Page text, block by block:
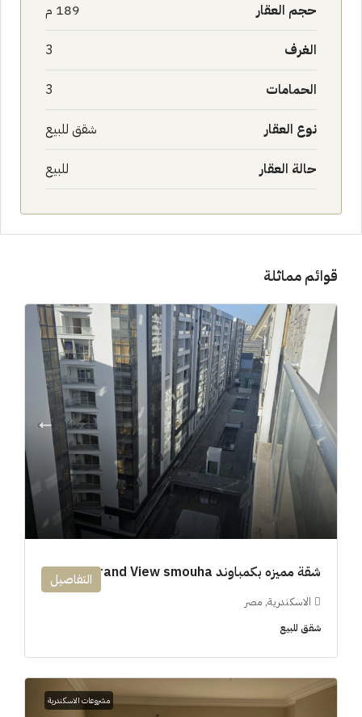
حجم العقار 189 م
الغرف 3
الحمامات 3
نوع العقار شقق للبيع
حالة العقار للبيع
قوائم مماثلة
شقة مميزه بكمباوند 194m Grand View smouha
الاسكندرية, مصر
شقق للبيع
التفاصيل
مشروعات الاسكندرية